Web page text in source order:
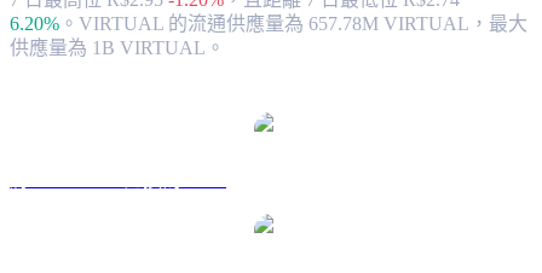
6.20% 。 VIRTUAL 的流通供應量為 657.78M VIRTUAL，最大
供應量為 1B VIRTUAL。